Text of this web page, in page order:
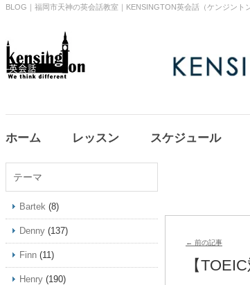
BLOG｜福岡市天神の英会話教室｜KENSINGTON英会話（ケンジント
ホーム レッスン スケジュール
投稿ナビゲーショ
← 前の記事
【
テーマ
Bartek (8)
Denny (137)
Finn (11)
Henry (190)